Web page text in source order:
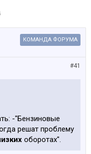
КОМАНДА ФОРУМА
#41
-"Бензиновые
решат проблему
оборотах".